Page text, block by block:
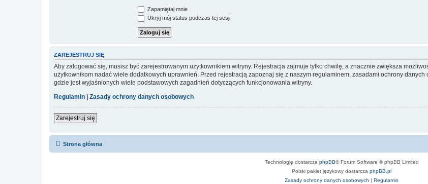
Zapamiętaj mnie
Ukryj mój status podczas tej sesji
ZAREJESTRUJ SIĘ
Aby zalogować się, musisz być zarejestrowanym użytkownikiem witryny. Rejestracja zajmuje tylko chwilę, a znacznie zwiększa
użytkownikom nadać wiele dodatkowych uprawnień. Przed rejestracją zapoznaj się z naszym regulaminem, zasadami ochrony
gdzie jest wyjaśnionych wiele podstawowych zagadnień dotyczących funkcjonowania witryny.
Regulamin
Zasady ochrony danych osobowych
Zarejestruj się
Strona główna
Technologię dostarcza phpBB® Forum Software © phpBB Limited
Polski pakiet językowy dostarcza phpBB.pl
Zasady ochrony danych osobowych | Regulamin